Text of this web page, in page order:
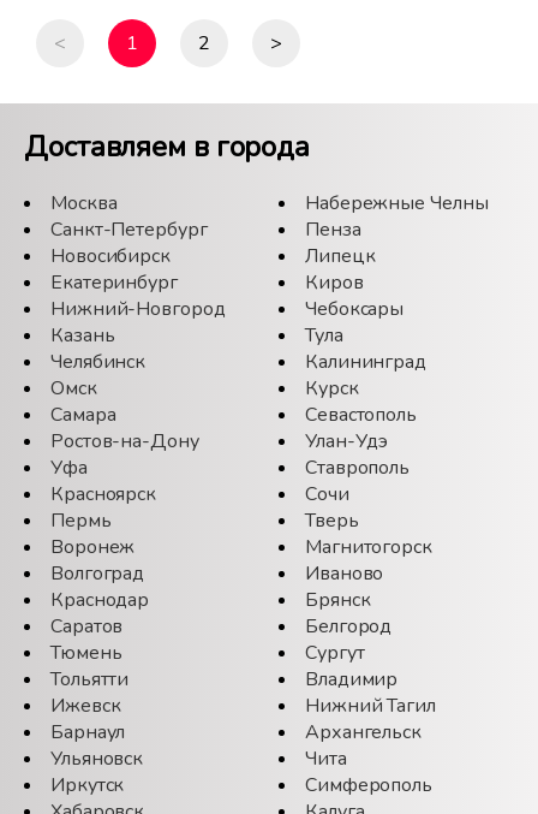
< 1 2 >
Доставляем в города
Москва
Санкт-Петербург
Новосибирск
Екатеринбург
Нижний-Новгород
Казань
Челябинск
Омск
Самара
Ростов-на-Дону
Уфа
Красноярск
Пермь
Воронеж
Волгоград
Краснодар
Саратов
Тюмень
Тольятти
Ижевск
Барнаул
Ульяновск
Иркутск
Набережные Челны
Пенза
Липецк
Киров
Чебоксары
Тула
Калининград
Курск
Севастополь
Улан-Удэ
Ставрополь
Сочи
Тверь
Магнитогорск
Иваново
Брянск
Белгород
Сургут
Владимир
Нижний Тагил
Архангельск
Чита
Симферополь